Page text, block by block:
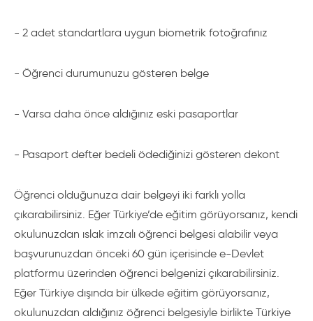
- 2 adet standartlara uygun biometrik fotoğrafınız
- Öğrenci durumunuzu gösteren belge
- Varsa daha önce aldığınız eski pasaportlar
- Pasaport defter bedeli ödediğinizi gösteren dekont
Öğrenci olduğunuza dair belgeyi iki farklı yolla
çıkarabilirsiniz. Eğer Türkiye’de eğitim görüyorsanız, kendi
okulunuzdan ıslak imzalı öğrenci belgesi alabilir veya
başvurunuzdan önceki 60 gün içerisinde e-Devlet
platformu üzerinden öğrenci belgenizi çıkarabilirsiniz.
Eğer Türkiye dışında bir ülkede eğitim görüyorsanız,
okulunuzdan aldığınız öğrenci belgesiyle birlikte Türkiye